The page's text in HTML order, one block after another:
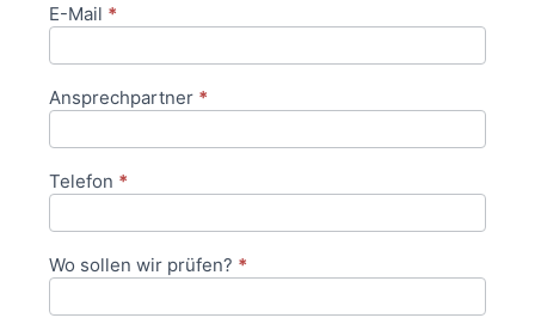
E-Mail *
Ansprechpartner *
Telefon *
Wo sollen wir prüfen? *